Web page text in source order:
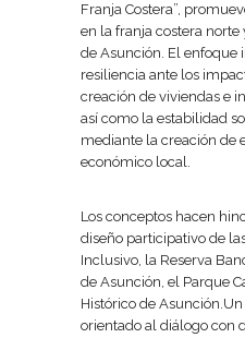
Franja Costera”,
en la franja costera
de Asunción. El enfoque
resiliencia ante los
creación de viviendas e
así como la estabilidad
mediante la creación de
económico local.
Los conceptos hacen
diseño participativo de
Inclusivo, la Reserva
de Asunción, el Parque
Histórico de
orientado al diálogo con